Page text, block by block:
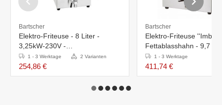
Bartscher
Elektro-Friteuse - 8 Liter -
3,25kW-230V -
290x550x(h)410mm
1 - 3 Werktage 2 Varianten
254,86 €
Bartscher
Elektro-Friteuse
Fettablasshahn - 9,7
410x500x(h)380mm
1 - 3 Werktage
411,74 €